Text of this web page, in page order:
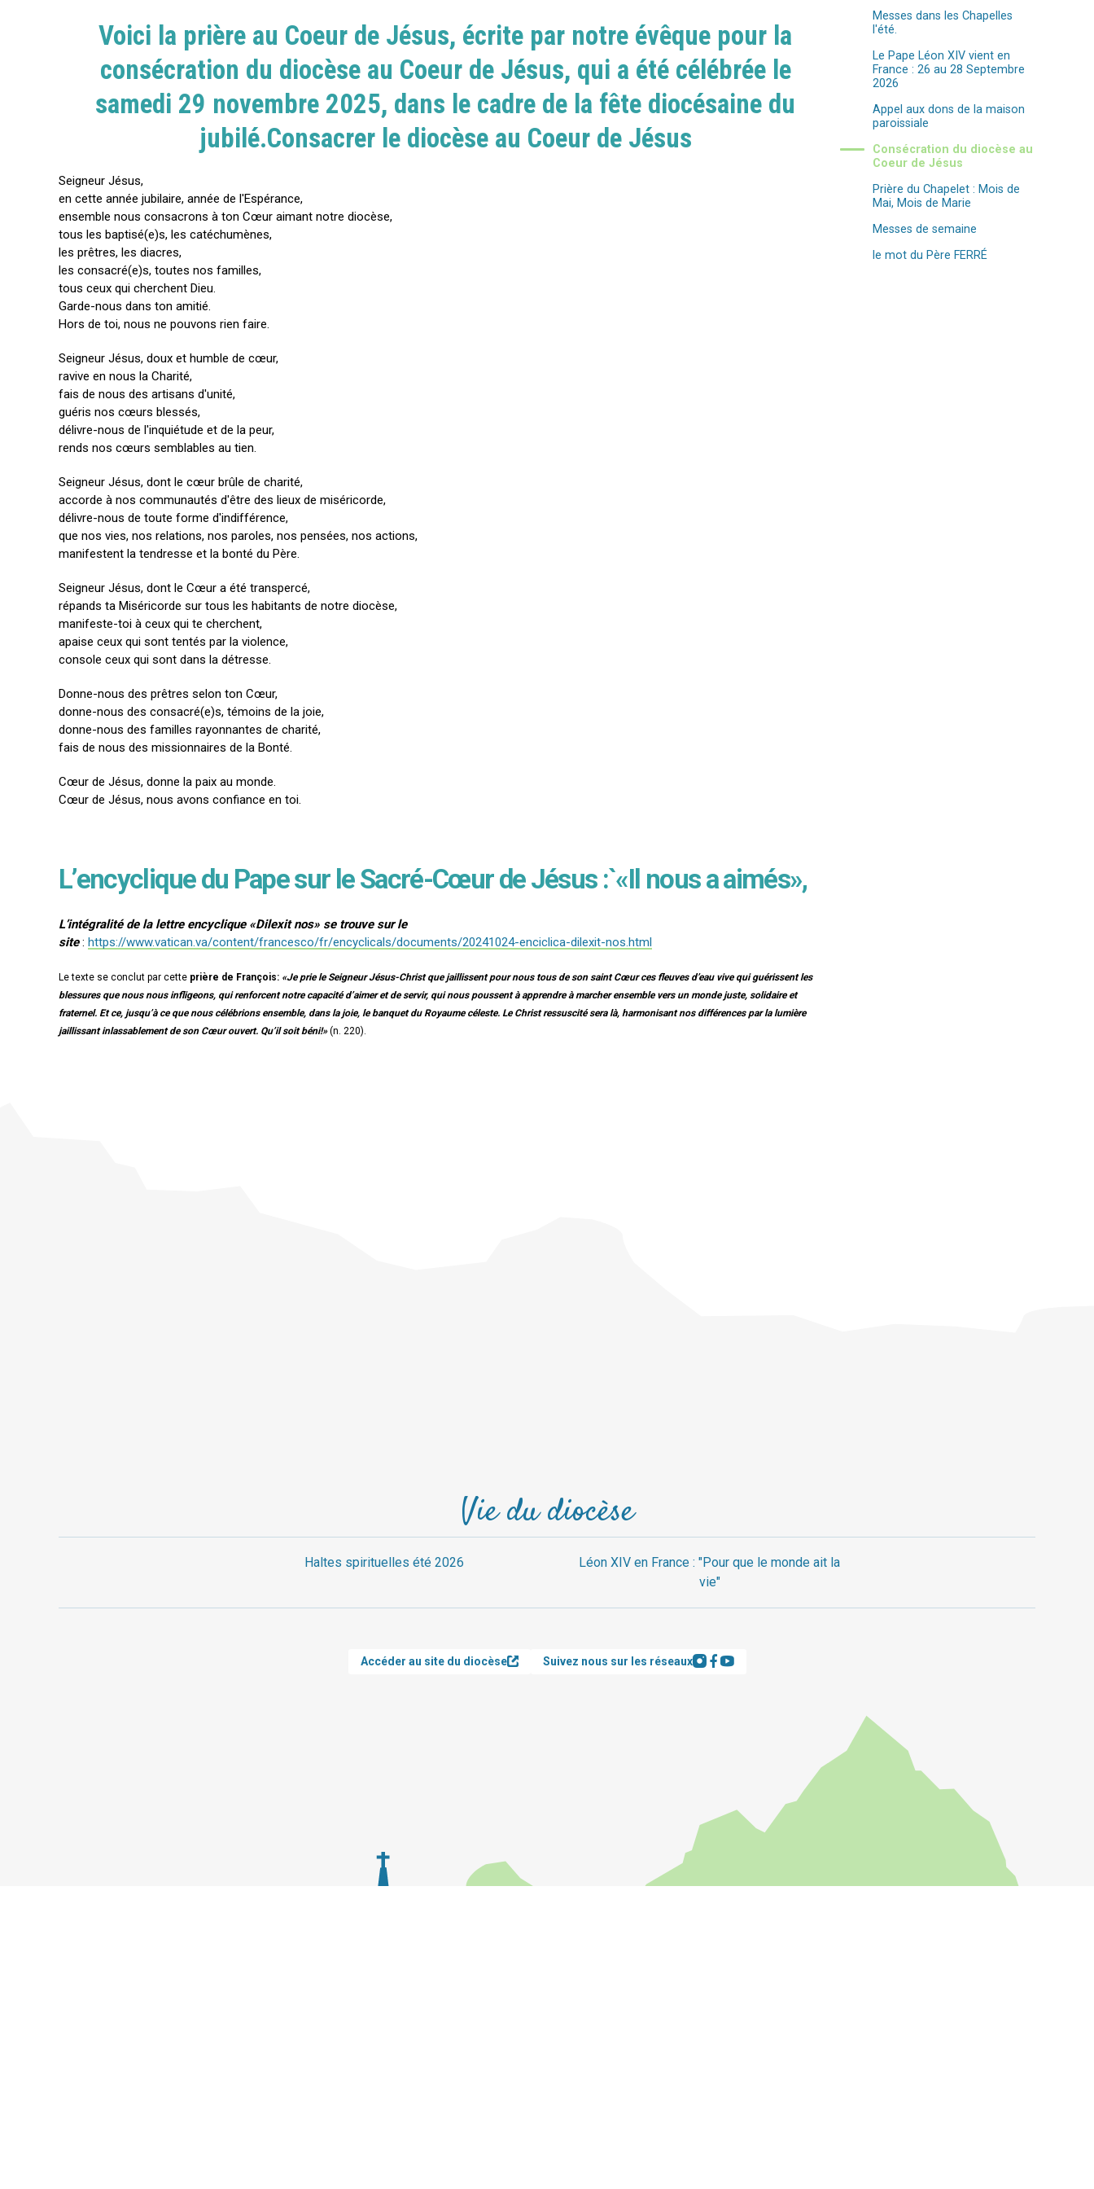
Messes dans les Chapelles
l'été.
Le Pape Léon XIV vient en
France : 26 au 28 Septembre
2026
Appel aux dons de la maison
paroissiale
Consécration du diocèse au
Coeur de Jésus
Prière du Chapelet : Mois de
Mai, Mois de Marie
Messes de semaine
le mot du Père FERRÉ
Voici la prière au Coeur de Jésus, écrite par notre évêque pour la
consécration du diocèse au Coeur de Jésus, qui a été célébrée le
samedi 29 novembre 2025, dans le cadre de la fête diocésaine du
jubilé.Consacrer le diocèse au Coeur de Jésus
Seigneur Jésus,
en cette année jubilaire, année de l'Espérance,
ensemble nous consacrons à ton Cœur aimant notre diocèse,
tous les baptisé(e)s, les catéchumènes,
les prêtres, les diacres,
les consacré(e)s, toutes nos familles,
tous ceux qui cherchent Dieu.
Garde-nous dans ton amitié.
Hors de toi, nous ne pouvons rien faire.
Seigneur Jésus, doux et humble de cœur,
ravive en nous la Charité,
fais de nous des artisans d'unité,
guéris nos cœurs blessés,
délivre-nous de l'inquiétude et de la peur,
rends nos cœurs semblables au tien.
Seigneur Jésus, dont le cœur brûle de charité,
accorde à nos communautés d'être des lieux de miséricorde,
délivre-nous de toute forme d'indifférence,
que nos vies, nos relations, nos paroles, nos pensées, nos actions,
manifestent la tendresse et la bonté du Père.
Seigneur Jésus, dont le Cœur a été transpercé,
répands ta Miséricorde sur tous les habitants de notre diocèse,
manifeste-toi à ceux qui te cherchent,
apaise ceux qui sont tentés par la violence,
console ceux qui sont dans la détresse.
Donne-nous des prêtres selon ton Cœur,
donne-nous des consacré(e)s, témoins de la joie,
donne-nous des familles rayonnantes de charité,
fais de nous des missionnaires de la Bonté.
Cœur de Jésus, donne la paix au monde.
Cœur de Jésus, nous avons confiance en toi.
L’encyclique du Pape sur le Sacré-Cœur de Jésus​ :`«Il nous a aimés»,
L’intégralité de la lettre encyclique «Dilexit nos» se trouve sur le
site: https://www.vatican.va/content/francesco/fr/encyclicals/documents/20241024-enciclica-dilexit-nos.html
Le texte se conclut par cette prière de François: «Je prie le Seigneur Jésus-Christ que jaillissent pour nous tous de son saint Cœur ces fleuves d’eau vive qui guérissent les
blessures que nous nous infligeons, qui renforcent notre capacité d’aimer et de servir, qui nous poussent à apprendre à marcher ensemble vers un monde juste, solidaire et
fraternel. Et ce, jusqu’à ce que nous célébrions ensemble, dans la joie, le banquet du Royaume céleste. Le Christ ressuscité sera là, harmonisant nos différences par la lumière
jaillissant inlassablement de son Cœur ouvert. Qu’il soit béni!»(n. 220).
Vie du diocèse
Haltes spirituelles été 2026
Léon XIV en France : "Pour que le monde ait la
vie"
Accéder au site du diocèse Suivez nous sur les réseaux